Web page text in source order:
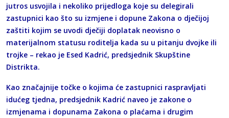
jutros usvojila i nekoliko prijedloga koje su delegirali
zastupnici kao što su izmjene i dopune Zakona o dječijoj
zaštiti kojim se uvodi dječiji doplatak neovisno o
materijalnom statusu roditelja kada su u pitanju dvojke ili
trojke – rekao je Esed Kadrić, predsjednik Skupštine
Distrikta.
Kao značajnije točke o kojima će zastupnici raspravljati
idućeg tjedna, predsjednik Kadrić naveo je zakone o
izmjenama i dopunama Zakona o plaćama i drugim